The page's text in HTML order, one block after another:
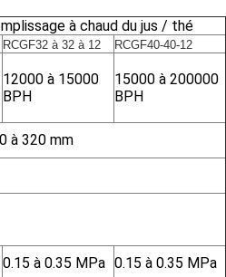
à chaud du jus / thé
RCGF32 à 32 à 12 RCGF40-40-12
12000 à 15000
BPH
15000 à 200000
BPH
à 320 mm
0.15 à 0.35 MPa 0.15 à 0.35 MPa